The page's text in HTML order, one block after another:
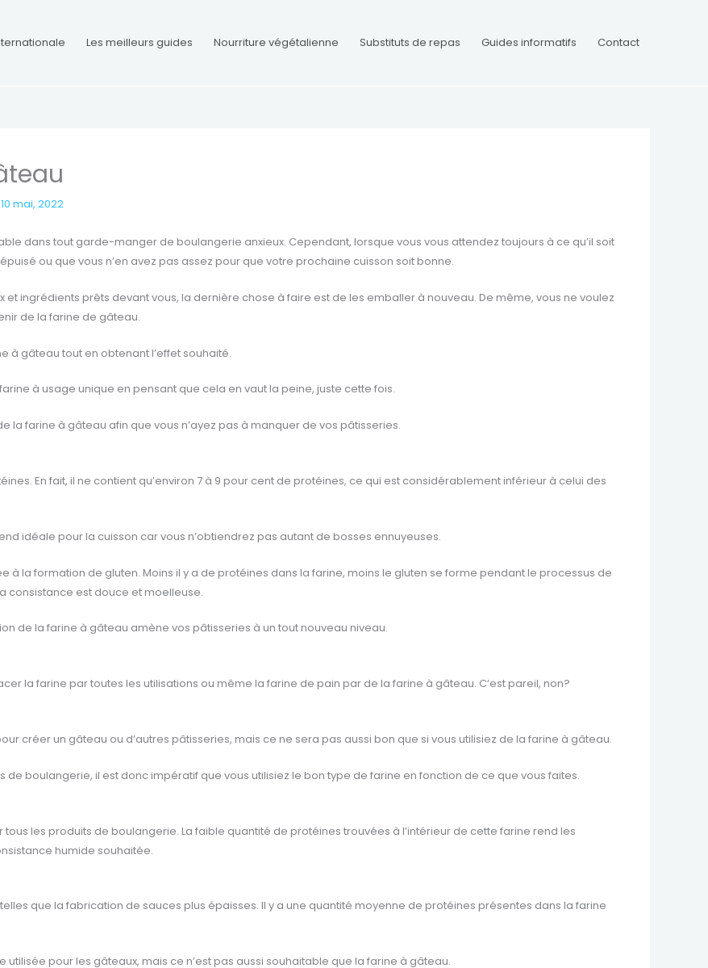
Les meilleurs guides Nourriture végétalienne Substituts de repas Guides informatifs Contact
10 mai, 2022
dans tout garde-manger de boulangerie anxieux. Cependant, lorsque vous vous attendez toujours à ce qu’il soit
ou que vous n’en avez pas assez pour que votre prochaine cuisson soit bonne.
ingrédients prêts devant vous, la dernière chose à faire est de les emballer à nouveau. De même, vous ne voulez
de la farine de gâteau.
à gâteau tout en obtenant l’effet souhaité.
à usage unique en pensant que cela en vaut la peine, juste cette fois.
la farine à gâteau afin que vous n’ayez pas à manquer de vos pâtisseries.
En fait, il ne contient qu’environ 7 à 9 pour cent de protéines, ce qui est considérablement inférieur à celui des
idéale pour la cuisson car vous n’obtiendrez pas autant de bosses ennuyeuses.
à la formation de gluten. Moins il y a de protéines dans la farine, moins le gluten se forme pendant le processus de
consistance est douce et moelleuse.
de la farine à gâteau amène vos pâtisseries à un tout nouveau niveau.
la farine par toutes les utilisations ou même la farine de pain par de la farine à gâteau. C’est pareil, non?
créer un gâteau ou d’autres pâtisseries, mais ce ne sera pas aussi bon que si vous utilisiez de la farine à gâteau.
de boulangerie, il est donc impératif que vous utilisiez le bon type de farine en fonction de ce que vous faites.
les produits de boulangerie. La faible quantité de protéines trouvées à l’intérieur de cette farine rend les
humide souhaitée.
que la fabrication de sauces plus épaisses. Il y a une quantité moyenne de protéines présentes dans la farine
pour les gâteaux, mais ce n’est pas aussi souhaitable que la farine à gâteau.